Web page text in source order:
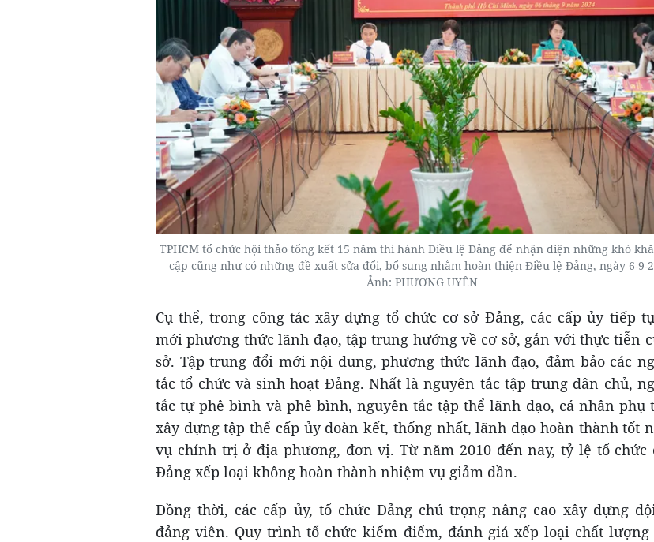
TPHCM tổ chức hội thảo tổng kết 15 năm thi hành Điều lệ Đảng để nhận diện những khó
cập cũng như có những đề xuất sửa đổi, bổ sung nhằm hoàn thiện Điều lệ Đảng, ngày 6-9-
Ảnh: PHƯƠNG UYÊN
Cụ thể, trong công tác xây dựng tổ chức cơ sở Đảng, các cấp ủy tiếp
mới phương thức lãnh đạo, tập trung hướng về cơ sở, gắn với thực tiễn
sở. Tập trung đổi mới nội dung, phương thức lãnh đạo, đảm bảo các
tắc tổ chức và sinh hoạt Đảng. Nhất là nguyên tắc tập trung dân chủ,
tắc tự phê bình và phê bình, nguyên tắc tập thể lãnh đạo, cá nhân phụ
xây dựng tập thể cấp ủy đoàn kết, thống nhất, lãnh đạo hoàn thành tốt
vụ chính trị ở địa phương, đơn vị. Từ năm 2010 đến nay, tỷ lệ tổ chức
Đảng xếp loại không hoàn thành nhiệm vụ giảm dần.
Đồng thời, các cấp ủy, tổ chức Đảng chú trọng nâng cao xây dựng
đảng viên. Quy trình tổ chức kiểm điểm, đánh giá xếp loại chất lượng